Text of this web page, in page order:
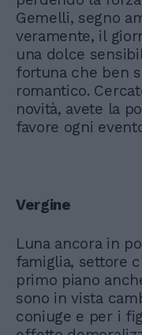
Gemelli, segno
veramente, il
una dolce
fortuna che ben
romantico.
novità, avete la
favore ogni
Vergine
Luna ancora in
famiglia, settore
primo piano
sono in vista
coniuge e per i